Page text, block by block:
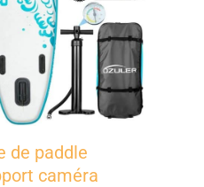
de paddle
caméra